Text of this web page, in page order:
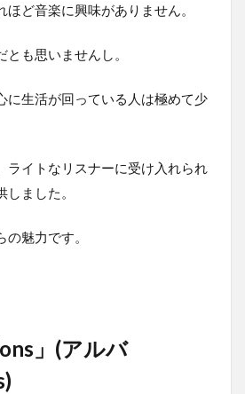
ど音楽に興味がありません。
も思いませんし。
に生活が回っている人は極めて少
ライトなリスナーに受け入れられ
ました。
魅力です。
」(アルバ